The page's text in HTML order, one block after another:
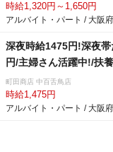
時給1,320円～1,650円
アルバイト・パート / 大阪府
深夜時給1475円!深夜
円/主婦さん活躍中!/扶
町田商店 中百舌鳥店
時給1,475円
アルバイト・パート / 大阪府